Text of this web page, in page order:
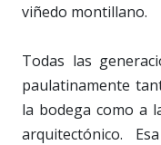
viñedo montillano.
Todas las
paulatinamente
la bodega como a
arquitectónico.